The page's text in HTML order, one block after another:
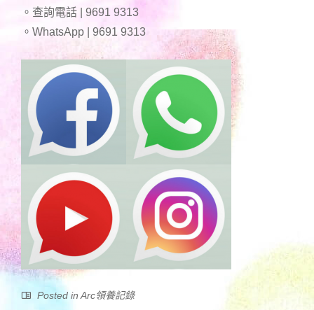
。查詢電話 | 9691 9313
。WhatsApp | 9691 9313
Posted inArc領養記錄